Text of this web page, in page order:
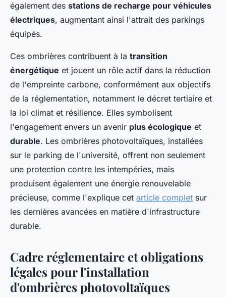
également des stations de recharge pour véhicules
électriques, augmentant ainsi l'attrait des parkings
équipés.
Ces ombrières contribuent à la transition
énergétique et jouent un rôle actif dans la réduction
de l'empreinte carbone, conformément aux objectifs
de la réglementation, notamment le décret tertiaire et
la loi climat et résilience. Elles symbolisent
l'engagement envers un avenir plus écologique et
durable. Les ombrières photovoltaïques, installées
sur le parking de l'université, offrent non seulement
une protection contre les intempéries, mais
produisent également une énergie renouvelable
précieuse, comme l'explique cet article complet sur
les dernières avancées en matière d'infrastructure
durable.
Cadre réglementaire et obligations
légales pour l'installation
d'ombrières photovoltaïques